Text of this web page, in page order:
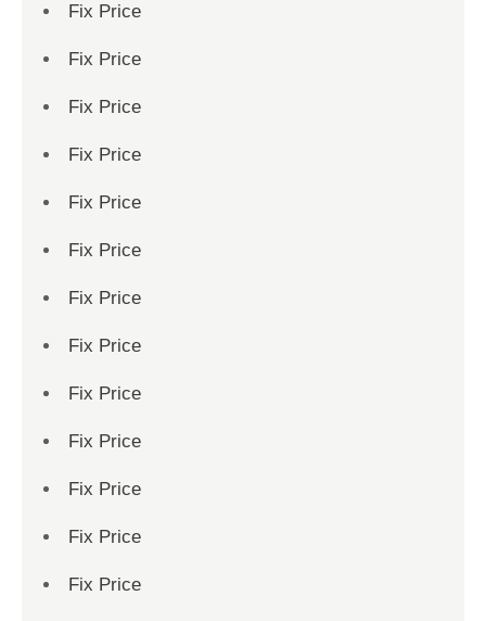
Fix Price
Fix Price
Fix Price
Fix Price
Fix Price
Fix Price
Fix Price
Fix Price
Fix Price
Fix Price
Fix Price
Fix Price
Fix Price